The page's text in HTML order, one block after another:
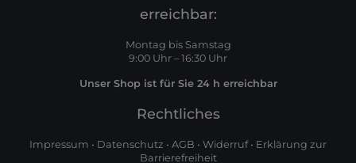
erreichbar:
Montag bis Samstag
9:00 Uhr – 16:30 Uhr
Unser Shop ist für Sie 24 h erreichbar
Rechtliches
Impressum • Datenschutz • AGB • Widerruf• Erklärung zur
Barrierefreiheit